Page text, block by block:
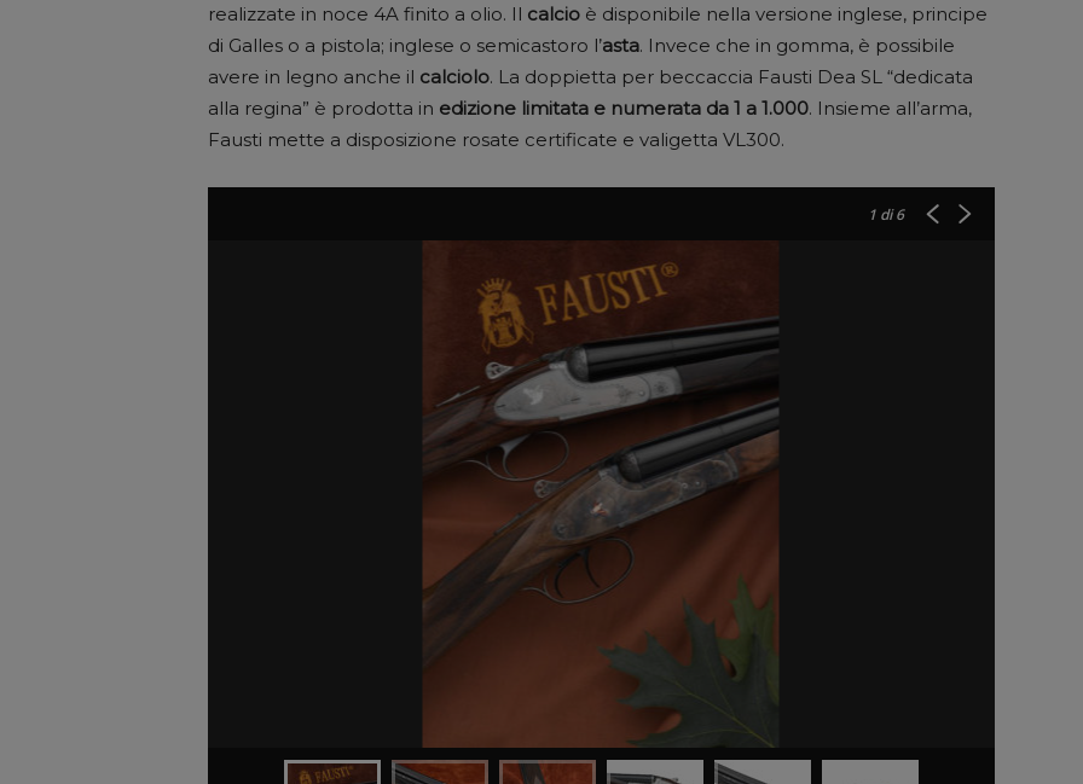
realizzate in noce 4A finito a olio. Il calcio è disponibile nella versione inglese, principe
di Galles o a pistola; inglese o semicastoro l’asta. Invece che in gomma, è possibile
avere in legno anche il calciolo. La doppietta per beccaccia Fausti Dea SL “dedicata
alla regina” è prodotta in edizione limitata e numerata da 1 a 1.000. Insieme all’arma,
Fausti mette a disposizione rosate certificate e valigetta VL300.
1di 6